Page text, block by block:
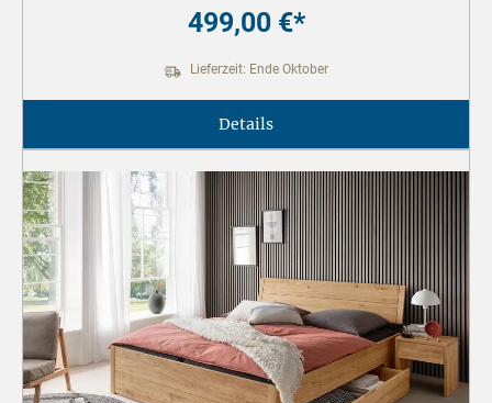
499,00 €*
Lieferzeit: Ende Oktober
Details